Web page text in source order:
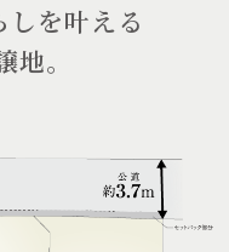
を叶える
。